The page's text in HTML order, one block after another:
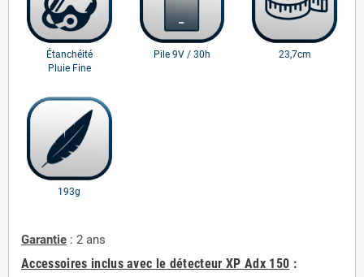
Étanchéité
Pluie Fine
Pile 9V / 30h 23,7cm
193g
Garantie : 2 ans
Accessoires inclus avec le détecteur XP Adx 150 :